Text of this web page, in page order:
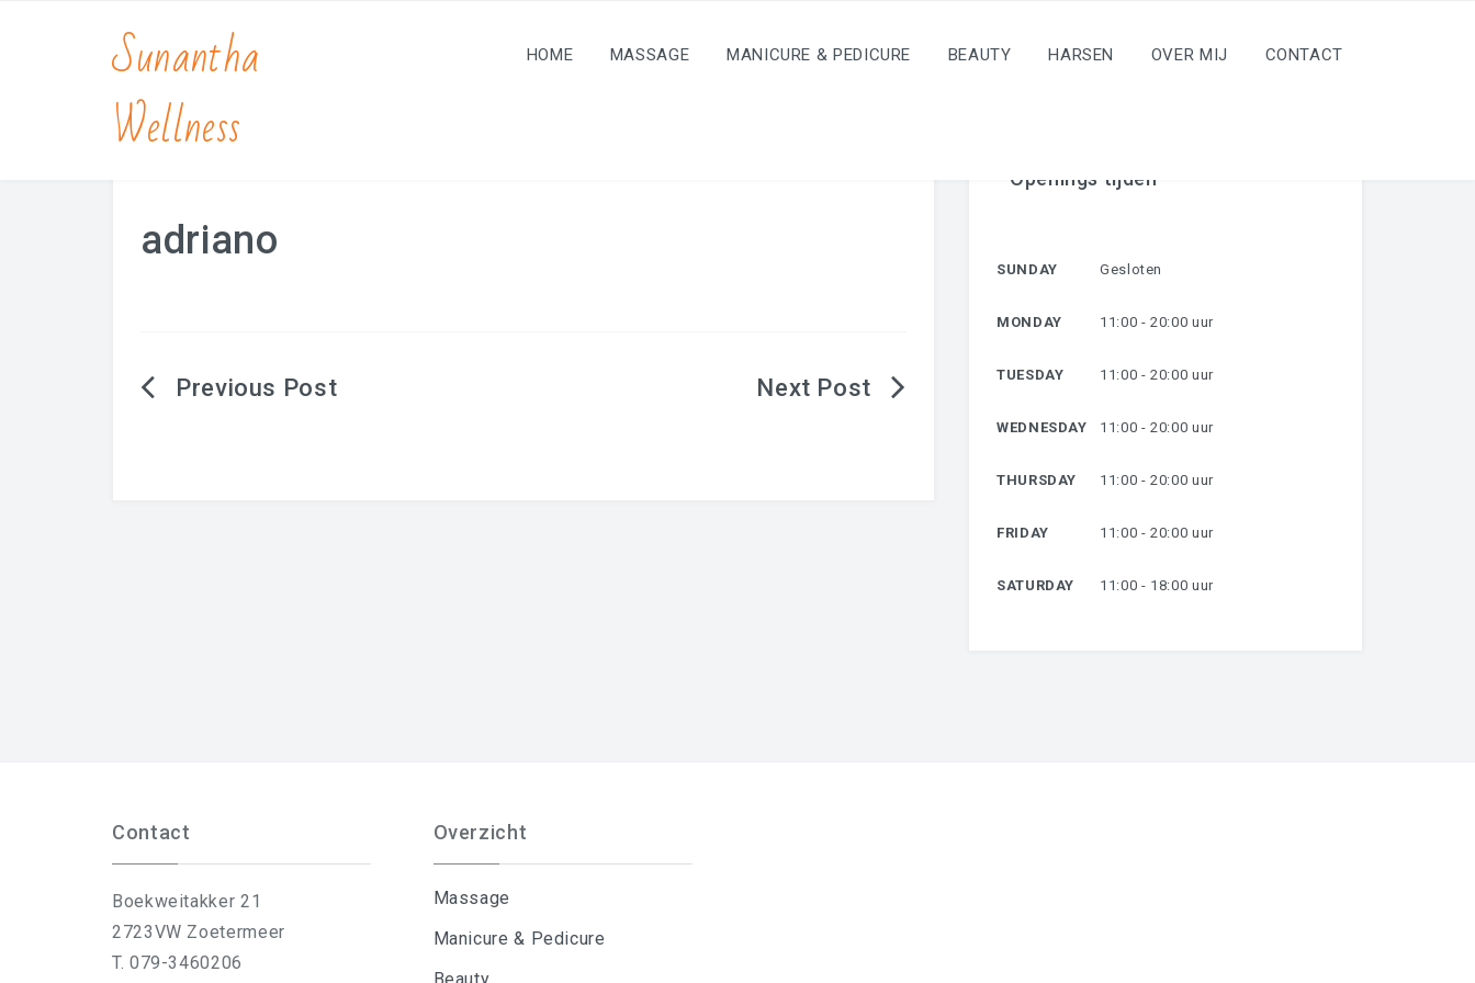
Sunantha
Wellness
HOME MASSAGE MANICURE & PEDICURE BEAUTY HARSEN OVER MIJ CONTACT
adriano
Berichtnavigatie
Openings tijden
SUNDAY Gesloten
MONDAY 11:00 - 20:00 uur
TUESDAY 11:00 - 20:00 uur
WEDNESDAY 11:00 - 20:00 uur
THURSDAY 11:00 - 20:00 uur
FRIDAY 11:00 - 20:00 uur
SATURDAY 11:00 - 18:00 uur
Contact
Boekweitakker 21
2723VW Zoetermeer
T. 079-3460206
Overzicht
Massage
Manicure & Pedicure